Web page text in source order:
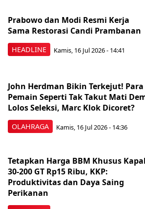
HEADLINE
Prabowo dan Modi Resmi Kerja
Sama Restorasi Candi Prambanan
Kamis, 16 Jul 2026 - 14:41
OLAHRAGA
John Herdman Bikin Terkejut! Para
Pemain Seperti Tak Takut Mati
Lolos Seleksi, Marc Klok Dicoret?
Kamis, 16 Jul 2026 - 14:36
Tetapkan Harga BBM Khusus Kapal
30-200 GT Rp15 Ribu, KKP:
Produktivitas dan Daya Saing
Perikanan